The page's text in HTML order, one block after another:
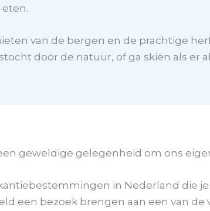
van de bergen en de prachtige
door de natuur, of ga skiën als er
geweldige gelegenheid om ons
in Nederland die
een bezoek brengen aan een van de